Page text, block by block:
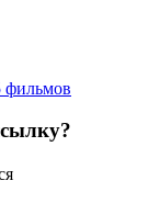
фильмов